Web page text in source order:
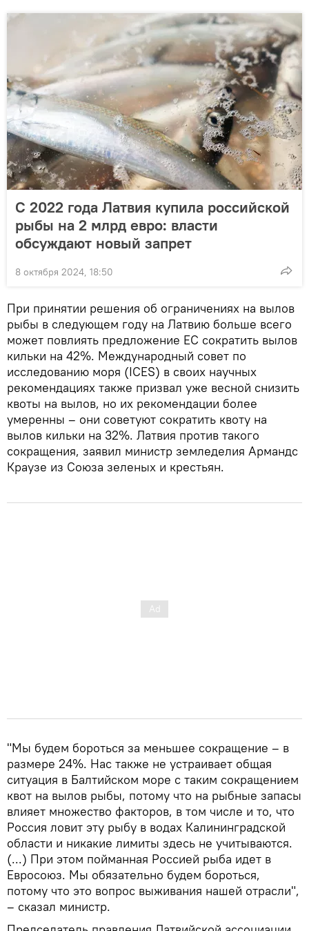
С 2022 года Латвия купила российской
рыбы на 2 млрд евро: власти
обсуждают новый запрет
8 октября 2024, 18:50
При принятии решения об ограничениях на вылов
рыбы в следующем году на Латвию больше всего
может повлиять предложение ЕС сократить вылов
кильки на 42%. Международный совет по
исследованию моря (ICES) в своих научных
рекомендациях также призвал уже весной снизить
квоты на вылов, но их рекомендации более
умеренны – они советуют сократить квоту на
вылов кильки на 32%. Латвия против такого
сокращения, заявил министр земледелия Армандс
Краузе из Союза зеленых и крестьян.
"Мы будем бороться за меньшее сокращение – в
размере 24%. Нас также не устраивает общая
ситуация в Балтийском море с таким сокращением
квот на вылов рыбы, потому что на рыбные запасы
влияет множество факторов, в том числе и то, что
Россия ловит эту рыбу в водах Калининградской
области и никакие лимиты здесь не учитываются.
(...) При этом пойманная Россией рыба идет в
Евросоюз. Мы обязательно будем бороться,
потому что это вопрос выживания нашей отрасли",
– сказал министр.